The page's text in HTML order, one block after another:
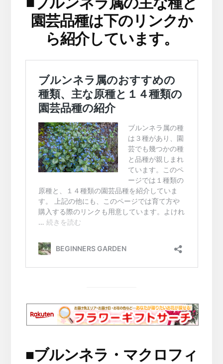
園芸品種は下のリンクか
ら紹介しています。
■ブルンネラ・マクロフィ